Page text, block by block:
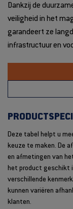
Dankzij de
veiligheid in het
garandeert ze
infrastructuur en
Deze tabel helpt u
keuze te maken. De
en afmetingen van
het product geschikt
verschillende
kunnen variëren
klanten.